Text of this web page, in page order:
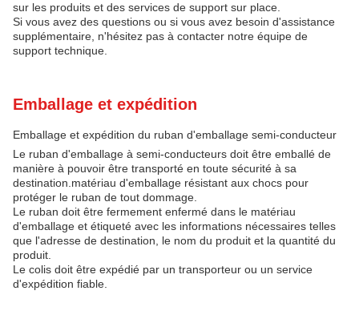
sur les produits et des services de support sur place.
Si vous avez des questions ou si vous avez besoin d'assistance
supplémentaire, n'hésitez pas à contacter notre équipe de
support technique.
Emballage et expédition
Emballage et expédition du ruban d'emballage semi-conducteur
Le ruban d'emballage à semi-conducteurs doit être emballé de
manière à pouvoir être transporté en toute sécurité à sa
destination.matériau d'emballage résistant aux chocs pour
protéger le ruban de tout dommage.
Le ruban doit être fermement enfermé dans le matériau
d'emballage et étiqueté avec les informations nécessaires telles
que l'adresse de destination, le nom du produit et la quantité du
produit.
Le colis doit être expédié par un transporteur ou un service
d'expédition fiable.